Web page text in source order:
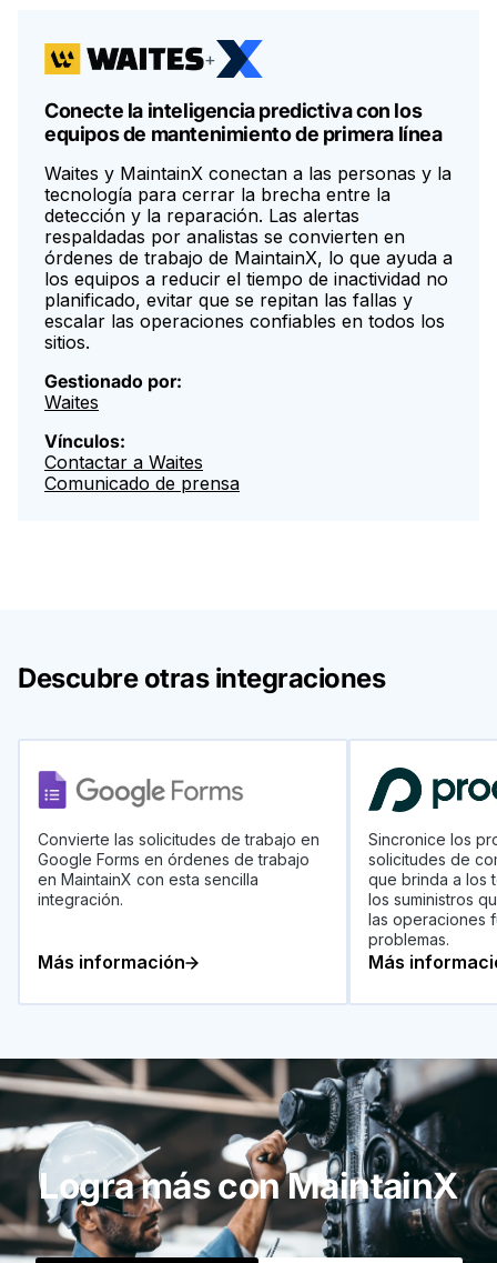
+
Conecte la inteligencia predictiva con los
equipos de mantenimiento de primera línea
Waites y MaintainX conectan a las personas y la
tecnología para cerrar la brecha entre la
detección y la reparación. Las alertas
respaldadas por analistas se convierten en
órdenes de trabajo de MaintainX, lo que ayuda a
los equipos a reducir el tiempo de inactividad no
planificado, evitar que se repitan las fallas y
escalar las operaciones confiables en todos los
sitios.
Gestionado por:
Waites
Vínculos:
Contactar a Waites
Comunicado de prensa
Descubre otras integraciones
Convierte las solicitudes de trabajo en
Google Forms en órdenes de trabajo
en MaintainX con esta sencilla
integración.
Más información
Sincronice los
solicitudes de
que brinda a los
los suministros
las operaciones
problemas.
Más
Logra más con MaintainX